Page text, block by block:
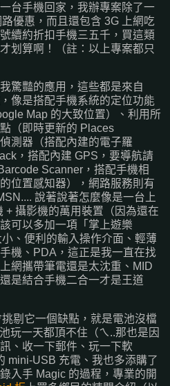
台手機回家，我辦專案除了一
優惠，而且還包含 3G 上網吃
續約折扣手機三五千，買這類
划算啊！（註：以上專案都只
驚豔的應用，這些都是來自
像是搭配手機系統的定位功能
Map 的大致位置）、利用所
（即時更新的 Places
測器（搭配內建的電子羅
，搭配內建 GPS，要導航請
Scanner，搭配手機相
位置感知器），網路服務則有
說著說著怎麼像是一台上
+ 攝影機的萬用裝置（因為還在
可以多加一項「掌上遊樂
、便利的輸入操作介面、輕薄
機、PDA，這正是我一直在找
網攜帶筆電還是太沈重、MID
是結合手機二合一才是王道
剔它一個缺點，就是電池沒檔
玩一天都頂不住（ㄟ..那也是因
、收一下郵件、玩一下軟
mini-USB 充電、我也多添購了
入手 Magic 的過程，專業的開